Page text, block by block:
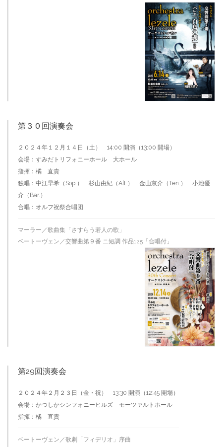
第３０回演奏会
２０２４年１２月１４日（土） 14:00 開演（13:00 開場）
会場：すみだトリフォニーホール 大ホール
指揮：橘 直貴
独唱：中江早希（Sop.） 杉山由紀（Alt.） 金山京介（Ten.） 小池優
介（Bar.）
合唱：オルフ祝祭合唱団
マーラー／歌曲集「さすらう若人の歌」
ベートーヴェン／交響曲第９番 ニ短調 作品125「合唱付」
第29回演奏会
２０２４年２月２３日（金・祝） 13:30 開演（12:45 開場）
会場：かつしかシンフォニーヒルズ モーツァルトホール
指揮：橘 直貴
ベートーヴェン／歌劇「フィデリオ」序曲